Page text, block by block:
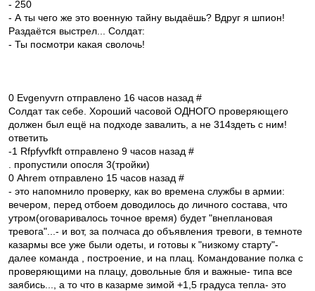
- 250
- А ты чего же это военную тайну выдаёшь? Вдруг я шпион!
Раздаётся выстрел... Солдат:
- Ты посмотри какая сволочь!
0 Evgenyvrn отправлено 16 часов назад #
Солдат так себе. Хороший часовой ОДНОГО проверяющего
должен был ещё на подходе завалить, а не 314здеть с ним!
ответить
-1 Rfpfyvfkft отправлено 9 часов назад #
. пропустили опосля 3(тройки)
0 Ahrem отправлено 15 часов назад #
- это напомнило проверку, как во времена службы в армии:
вечером, перед отбоем доводилось до личного состава, что
утром(оговаривалось точное время) будет "внеплановая
тревога"...- и вот, за полчаса до объявления тревоги, в темноте
казармы все уже были одеты, и готовы к "низкому старту"-
далее команда , построение, и на плац. Командование полка с
проверяющими на плацу, довольные бля и важные- типа все
заябись..., а то что в казарме зимой +1,5 градуса тепла- это